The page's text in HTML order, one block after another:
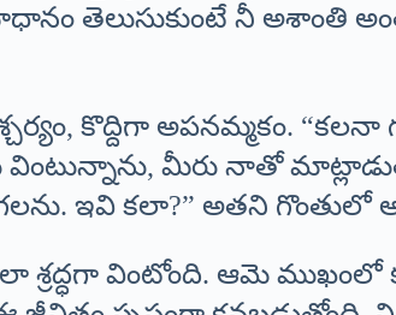
తెలుసుకుంటే నీ అశాంతి
కొద్దిగా అపనమ్మకం.
మీరు నాతో
ఇవి కలా?” అతని గొంతులో
శ్రద్ధగా వింటోంది. ఆమె